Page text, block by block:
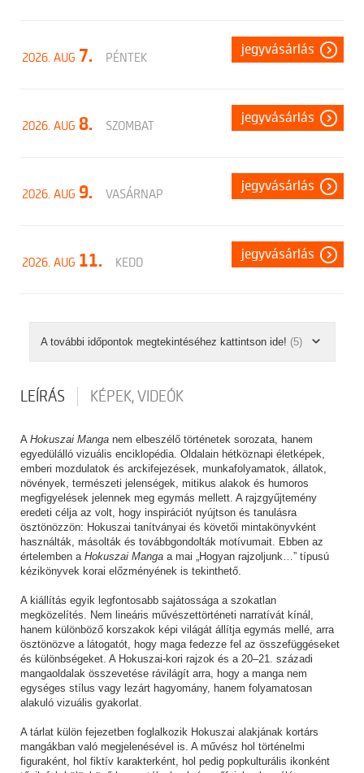
2026. AUG 7. PÉNTEK
jegyvásárlás
2026. AUG 8. SZOMBAT
jegyvásárlás
2026. AUG 9. VASÁRNAP
jegyvásárlás
2026. AUG 11. KEDD
jegyvásárlás
A további időpontok megtekintéséhez kattintson ide! (5)
LEÍRÁS KÉPEK, VIDEÓK
A Hokuszai Manga nem elbeszélő történetek sorozata, hanem
egyedülálló vizuális enciklopédia. Oldalain hétköznapi életképek,
emberi mozdulatok és arckifejezések, munkafolyamatok, állatok,
növények, természeti jelenségek, mitikus alakok és humoros
megfigyelések jelennek meg egymás mellett. A rajzgyűjtemény
eredeti célja az volt, hogy inspirációt nyújtson és tanulásra
ösztönözzön: Hokuszai tanítványai és követői mintakönyvként
használták, másolták és továbbgondolták motívumait. Ebben az
értelemben a Hokuszai Manga a mai „Hogyan rajzoljunk…” típusú
kézikönyvek korai előzményének is tekinthető.
A kiállítás egyik legfontosabb sajátossága a szokatlan
megközelítés. Nem lineáris művészettörténeti narratívát kínál,
hanem különböző korszakok képi világát állítja egymás mellé, arra
ösztönözve a látogatót, hogy maga fedezze fel az összefüggéseket
és különbségeket. A Hokuszai-kori rajzok és a 20–21. századi
mangaoldalak összevetése rávilágít arra, hogy a manga nem
egységes stílus vagy lezárt hagyomány, hanem folyamatosan
alakuló vizuális gyakorlat.
A tárlat külön fejezetben foglalkozik Hokuszai alakjának kortárs
mangákban való megjelenésével is. A művész hol történelmi
figuraként, hol fiktív karakterként, hol pedig popkulturális ikonként